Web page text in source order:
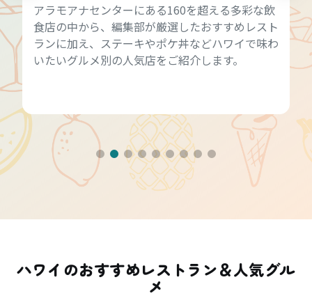
アラモアナセンターにある160を超える多彩な飲
食店の中から、編集部が厳選したおすすめレスト
ランに加え、ステーキやポケ丼などハワイで味わ
いたいグルメ別の人気店をご紹介します。
ハワイのおすすめレストラン＆人気グル
メ